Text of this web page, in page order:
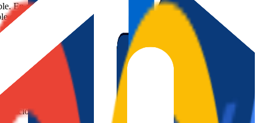
En muchos casos, para alquilar una vivienda como alojamiento
estudiar la vivienda antes de publicarla.
+